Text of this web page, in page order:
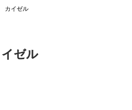
カイゼル
ゼル